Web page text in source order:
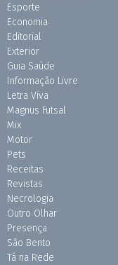
Esporte
Economia
Editorial
Exterior
Guia Saúde
Informação Livre
Letra Viva
Magnus Futsal
Mix
Motor
Pets
Receitas
Revistas
Necrologia
Outro Olhar
Presença
São Bento
Tá na Rede